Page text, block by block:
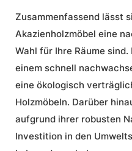
Zusammenfassend lässt
Akazienholzmöbel eine
Wahl für Ihre Räume
einem schnell
eine ökologisch
Holzmöbeln. Darüber
aufgrund ihrer robusten
Investition in den